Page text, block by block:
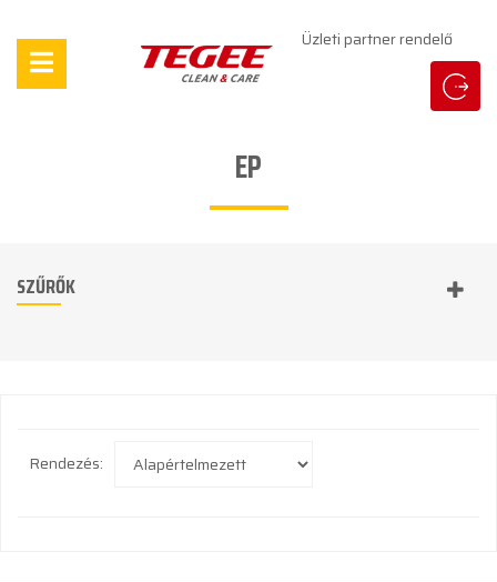
Üzleti partner rendelő
EP
SZŰRŐK
Rendezés: